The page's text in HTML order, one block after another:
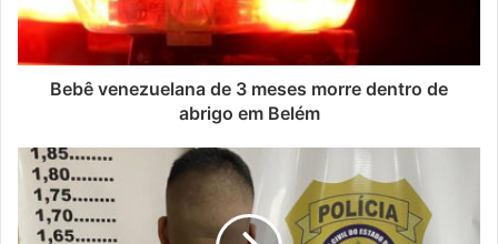
Bebê venezuelana de 3 meses morre dentro de
abrigo em Belém